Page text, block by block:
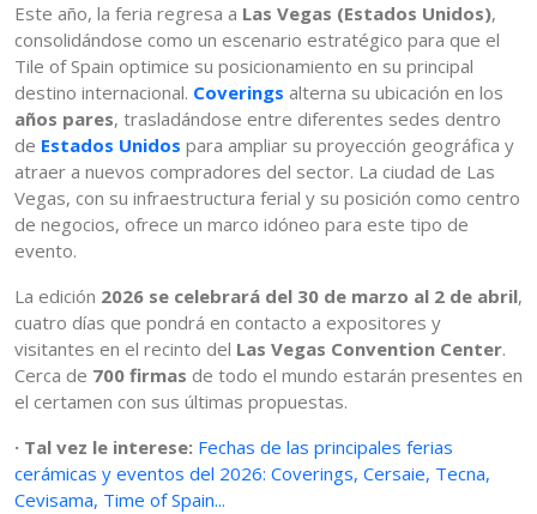
Este año, la feria regresa a Las Vegas (Estados Unidos),
consolidándose como un escenario estratégico para que el
Tile of Spain optimice su posicionamiento en su principal
destino internacional. Coverings alterna su ubicación en los
años pares, trasladándose entre diferentes sedes dentro
de Estados Unidos para ampliar su proyección geográfica y
atraer a nuevos compradores del sector. La ciudad de Las
Vegas, con su infraestructura ferial y su posición como centro
de negocios, ofrece un marco idóneo para este tipo de
evento.
La edición 2026 se celebrará del 30 de marzo al 2 de abril,
cuatro días que pondrá en contacto a expositores y
visitantes en el recinto del Las Vegas Convention Center.
Cerca de 700 firmas de todo el mundo estarán presentes en
el certamen con sus últimas propuestas.
· Tal vez le interese: Fechas de las principales ferias
cerámicas y eventos del 2026: Coverings, Cersaie, Tecna,
Cevisama, Time of Spain...